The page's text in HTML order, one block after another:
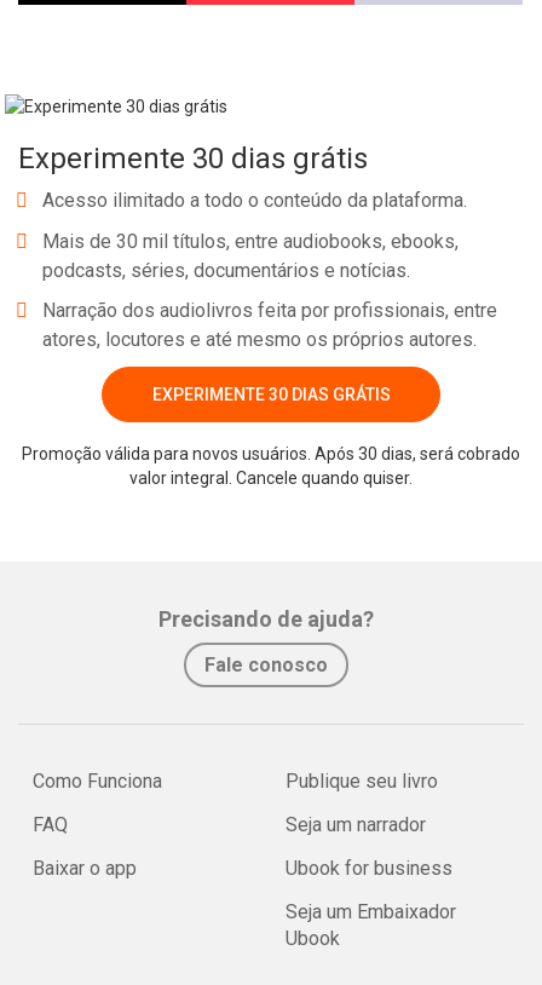
Experimente 30 dias grátis
Acesso ilimitado a todo o conteúdo da plataforma.
Mais de 30 mil títulos, entre audiobooks, ebooks,
podcasts, séries, documentários e notícias.
Narração dos audiolivros feita por profissionais, entre
atores, locutores e até mesmo os próprios autores.
EXPERIMENTE 30 DIAS GRÁTIS
Promoção válida para novos usuários. Após 30 dias, será cobrado
valor integral. Cancele quando quiser.
Precisando de ajuda?
Fale conosco
Como Funciona
FAQ
Baixar o app
Publique seu livro
Seja um narrador
Ubook for business
Seja um Embaixador
Ubook